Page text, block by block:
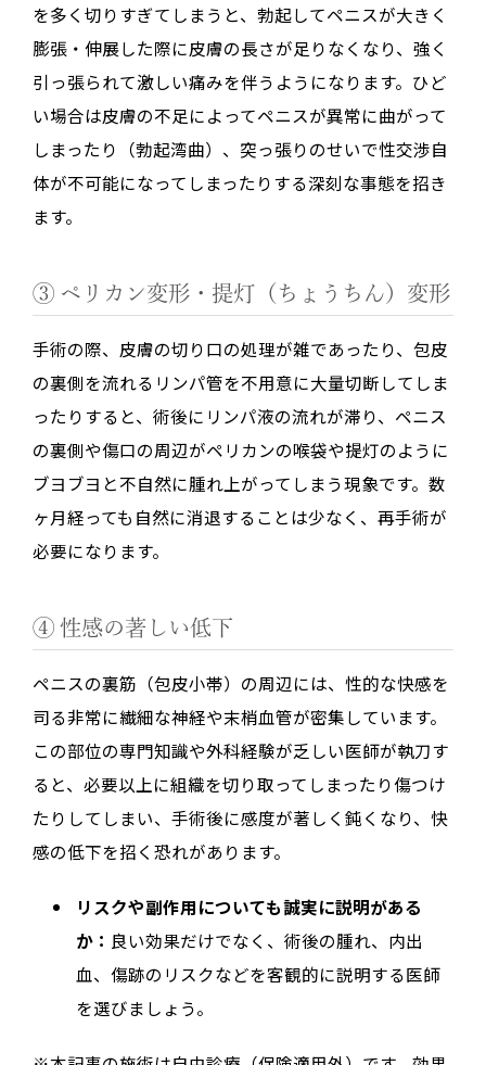
を多く切りすぎてしまうと、勃起してペニスが大きく
膨張・伸展した際に皮膚の長さが足りなくなり、強く
引っ張られて激しい痛みを伴うようになります。ひど
い場合は皮膚の不足によってペニスが異常に曲がって
しまったり（勃起湾曲）、突っ張りのせいで性交渉自
体が不可能になってしまったりする深刻な事態を招き
ます。
③ ペリカン変形・提灯（ちょうちん）変形
手術の際、皮膚の切り口の処理が雑であったり、包皮
の裏側を流れるリンパ管を不用意に大量切断してしま
ったりすると、術後にリンパ液の流れが滞り、ペニス
の裏側や傷口の周辺がペリカンの喉袋や提灯のように
ブヨブヨと不自然に腫れ上がってしまう現象です。数
ヶ月経っても自然に消退することは少なく、再手術が
必要になります。
④ 性感の著しい低下
ペニスの裏筋（包皮小帯）の周辺には、性的な快感を
司る非常に繊細な神経や末梢血管が密集しています。
この部位の専門知識や外科経験が乏しい医師が執刀す
ると、必要以上に組織を切り取ってしまったり傷つけ
たりしてしまい、手術後に感度が著しく鈍くなり、快
感の低下を招く恐れがあります。
リスクや副作用についても誠実に説明がある
か： 良い効果だけでなく、術後の腫れ、内出
血、傷跡のリスクなどを客観的に説明する医師
を選びましょう。